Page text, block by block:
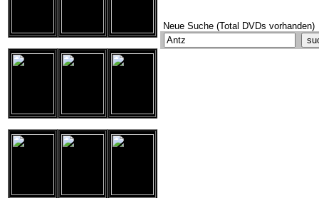
Neue Suche (Total DVDs vorhanden)